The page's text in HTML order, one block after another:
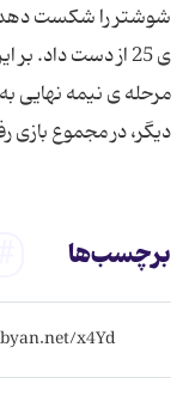
شوشتر را شكست
ی 25 از دست داد.
مرحله ی نیمه نهایی
دیگر، در مجموع بازی
برچسب‌ها